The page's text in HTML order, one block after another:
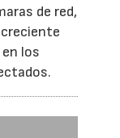
de red,
los